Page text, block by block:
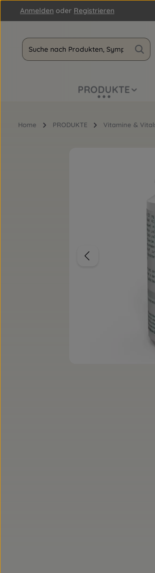
Hauptinhalt springen
Zur Suche springen
Zur Hauptnavigation springen
Anmelden oder Registrieren
PRODUKTE
Home PRODUKTE Vitamine &